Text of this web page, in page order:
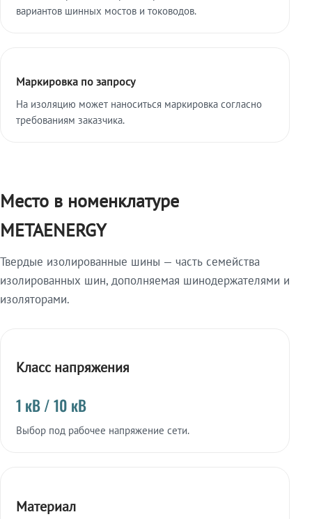
вариантов шинных мостов и тоководов.
Маркировка по запросу
На изоляцию может наноситься маркировка согласно
требованиям заказчика.
Место в номенклатуре
METAENERGY
Твердые изолированные шины — часть семейства
изолированных шин, дополняемая шинодержателями и
изоляторами.
Класс напряжения
1 кВ / 10 кВ
Выбор под рабочее напряжение сети.
Материал